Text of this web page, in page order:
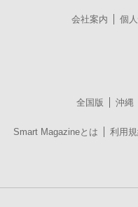
会社案内 個
全国版 沖縄
Smart Magazineとは 利用